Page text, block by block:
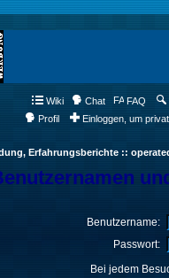
Wiki Chat FAQ
Profil
Einloggen, um
Erfahrungsberichte ::
Benutzername:
Passwort:
Bei jedem